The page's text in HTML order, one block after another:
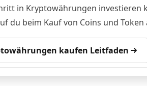
in Kryptowährungen investieren
du beim Kauf von Coins und
kaufen Leitfaden